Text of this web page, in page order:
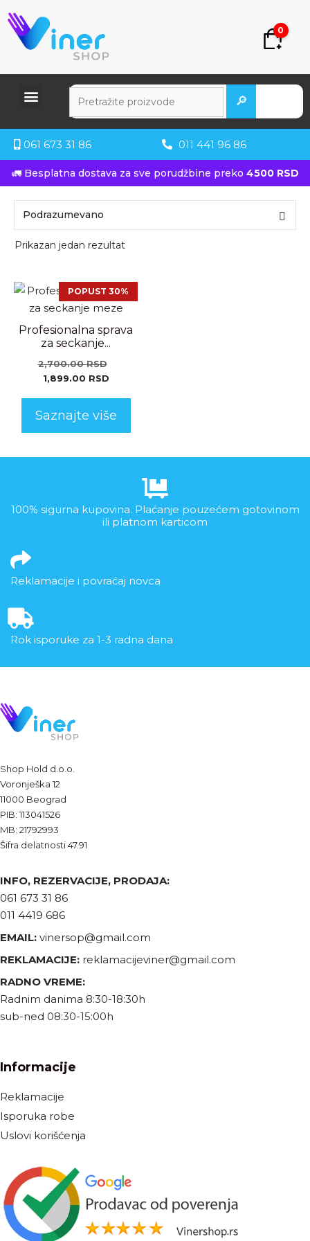
0
🔎
061 673 31 86 011 441 96 86
🚛 Besplatna dostava za sve porudžbine preko 4500 RSD
Prikazan jedan rezultat
POPUST 30%
Profesionalna sprava
za seckanje...
2,700.00RSD
1,899.00 RSD
Saznajte više
100% sigurna kupovina. Plaćanje pouzećem gotovinom
ili platnom karticom
Reklamacije i povraćaj novca
Rok isporuke za 1-3 radna dana
Shop Hold d.o.o.
Voronješka 12
11000 Beograd
PIB: 113041526
MB: 21792993
Šifra delatnosti 47.91
INFO, REZERVACIJE, PRODAJA:
061 673 31 86
011 4419 686
EMAIL: vinersop@gmail.com
REKLAMACIJE: reklamacijeviner@gmail.com
RADNO VREME:
Radnim danima 8:30-18:30h
sub-ned 08:30-15:00h
Informacije
Reklamacije
Isporuka robe
Uslovi korišćenja